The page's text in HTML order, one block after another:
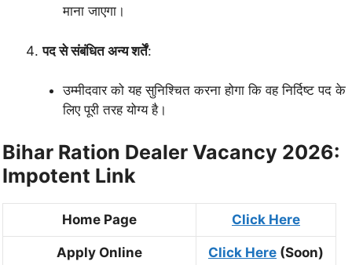
माना जाएगा।
पद से संबंधित अन्य शर्तें:
उम्मीदवार को यह सुनिश्चित करना होगा कि वह निर्दिष्ट पद के
लिए पूरी तरह योग्य है।
Bihar Ration Dealer Vacancy 2026:
Impotent Link
Home Page Click Here
Apply Online Click Here (Soon)